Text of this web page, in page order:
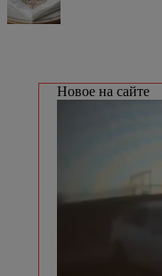
Новое на сайте